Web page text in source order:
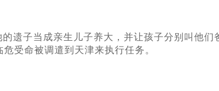
遗子当成亲生儿子养大，并让孩子分别叫他
受命被调遣到天津来执行任务。